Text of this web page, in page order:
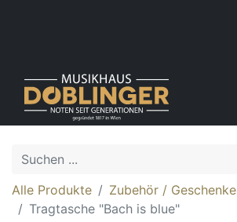
Alle Produkte
Zubehör / Geschenke
Tragtasche "Bach is blue"